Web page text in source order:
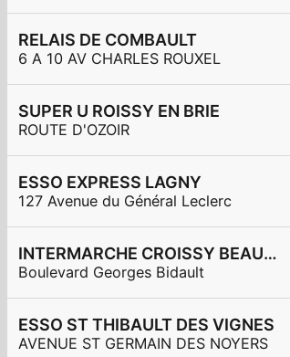
RELAIS DE COMBAULT
6 A 10 AV CHARLES ROUXEL
SUPER U ROISSY EN BRIE
ROUTE D'OZOIR
ESSO EXPRESS LAGNY
127 Avenue du Général Leclerc
INTERMARCHE CROISSY BEAUBOURG
Boulevard Georges Bidault
ESSO ST THIBAULT DES VIGNES
AVENUE ST GERMAIN DES NOYERS